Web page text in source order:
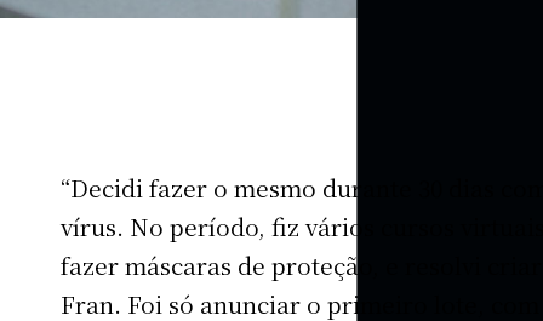
“Decidi fazer o mesmo durante 30 dias
vírus. No período, fiz vários cursos
fazer máscaras de proteção, e resolvi criar
Fran. Foi só anunciar o primeiro lote, com